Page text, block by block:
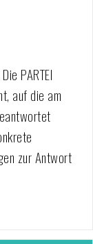
PARTEI
auf die am
zur Antwort